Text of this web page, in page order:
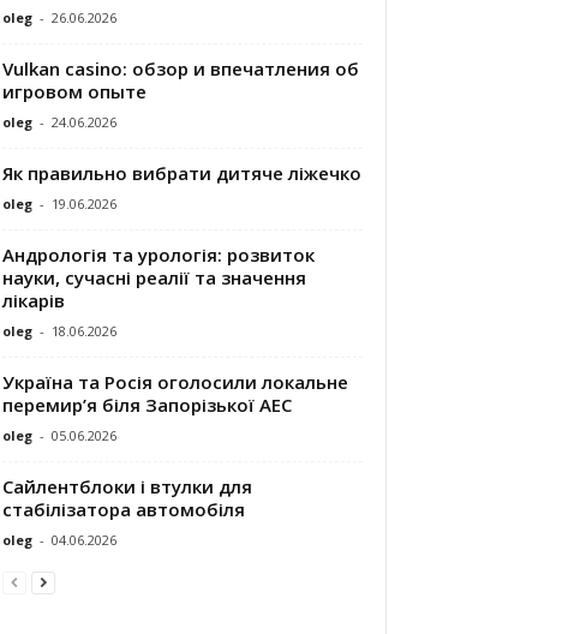
oleg - 26.06.2026
Vulkan casino: обзор и впечатления об
игровом опыте
oleg - 24.06.2026
Як правильно вибрати дитяче ліжечко
oleg - 19.06.2026
Андрологія та урологія: розвиток
науки, сучасні реалії та значення
лікарів
oleg - 18.06.2026
Україна та Росія оголосили локальне
перемир’я біля Запорізької АЕС
oleg - 05.06.2026
Сайлентблоки і втулки для
стабілізатора автомобіля
oleg - 04.06.2026